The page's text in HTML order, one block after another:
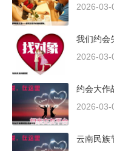
2026-03-
我们约会
2026-03-
约会大作
2026-03-
云南民族